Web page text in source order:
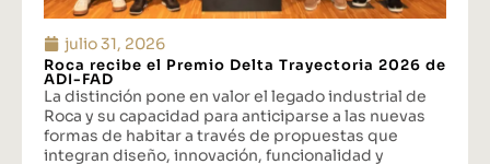
julio 31, 2026
Roca recibe el Premio Delta Trayectoria 2026 de
ADI-FAD
La distinción pone en valor el legado industrial de
Roca y su capacidad para anticiparse a las nuevas
formas de habitar a través de propuestas que
integran diseño, innovación, funcionalidad y